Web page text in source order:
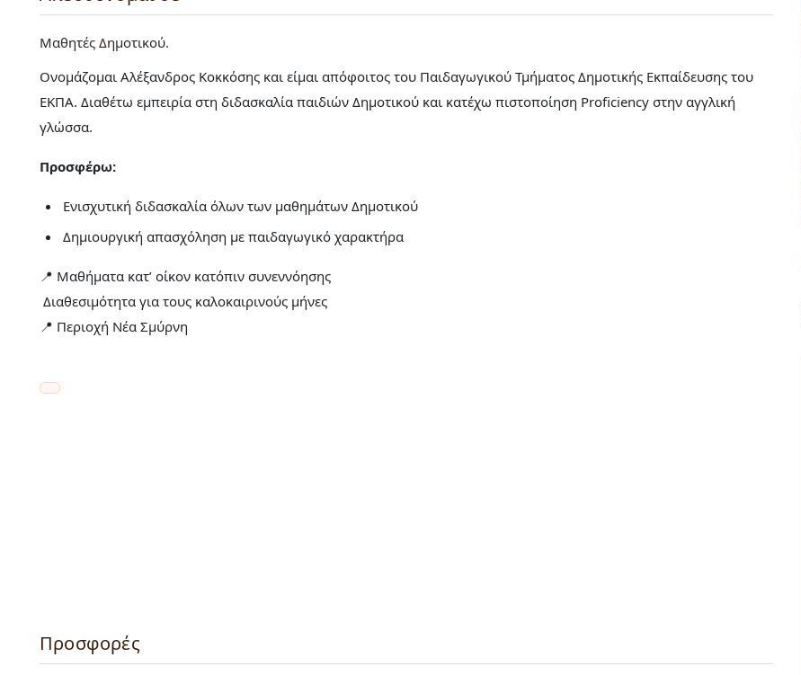
Μαθητές Δημοτικού
Ονομάζομαι Αλέξανδρος Κοκκόσης και είμαι απόφοιτος του Παιδαγωγικού Τμήματος Δημοτικής Εκπαίδευσης του
ΕΚΠΑ. Διαθέτω εμπειρία στη διδασκαλία παιδιών Δημοτικού και κατέχω πιστοποίηση Proficiency στην αγγλική
γλώσσα.
Προσφέρω:
Ενισχυτική διδασκαλία όλων των μαθημάτων Δημοτικού
Δημιουργική απασχόληση με παιδαγωγικό χαρακτήρα
📍 Μαθήματα κατ’ οίκον κατόπιν συνεννόησης
Διαθεσιμότητα για τους καλοκαιρινούς μήνες
📍 Περιοχή Νέα Σμύρνη
Προσφορές